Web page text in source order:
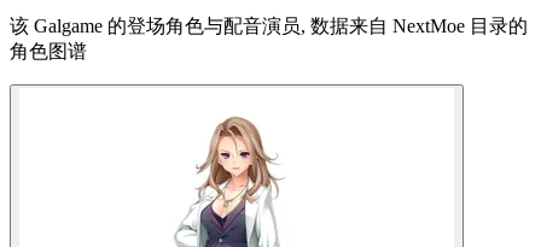
该 Galgame 的登场角色与配音演员, 数据来自 NextMoe 目录的
角色图谱